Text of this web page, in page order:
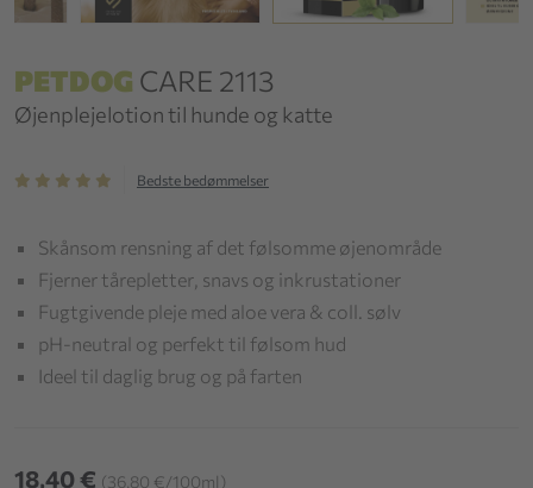
PETDOG CARE 2113
Øjenplejelotion til hunde og katte
Bedste bedømmelser
Skånsom rensning af det følsomme øjenområde
Fjerner tårepletter, snavs og inkrustationer
Fugtgivende pleje med aloe vera & coll. sølv
pH-neutral og perfekt til følsom hud
Ideel til daglig brug og på farten
18,40 € (36,80 €/100ml)